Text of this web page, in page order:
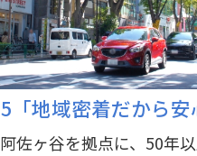
5「地域密着だから安
佐ヶ谷を拠点に、50年